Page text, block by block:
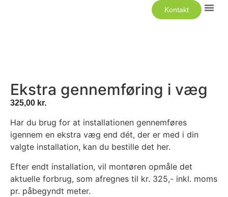
Kontakt
Ekstra gennemføring i væg
325,00 kr.
Har du brug for at installationen gennemføres
igennem en ekstra væg end dét, der er med i din
valgte installation, kan du bestille det her.
Efter endt installation, vil montøren opmåle det
aktuelle forbrug, som afregnes til kr. 325,- inkl. moms
pr. påbegyndt meter.